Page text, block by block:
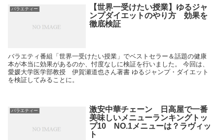
バラエティー
【世界一受けたい授業】ゆるジャ
ンプダイエットのやり方 効果を
徹底検証
バラエティ番組「世界一受けたい授業」でベストセラー＆話題の健康
本が本当に効果があるのか、忖度なしに検証を行いました。 今回は、
愛媛大学医学部教授 伊賀瀬道也さん著書 ゆるジャンプ・ダイエット
を検証してみることに。
バラエティー
激安中華チェーン 日高屋で一番
美味しいメニューランキングトッ
プ10 NO.1メニューは？ラヴィッ
ト